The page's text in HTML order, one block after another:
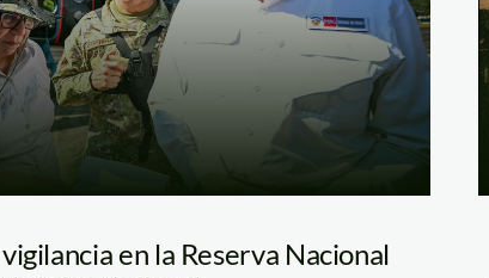
en la Reserva Nacional